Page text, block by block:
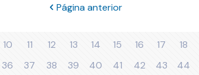
Página anterior
10 11 12 13 14 15 16 17 18
36 37 38 39 40 41 42 43 44